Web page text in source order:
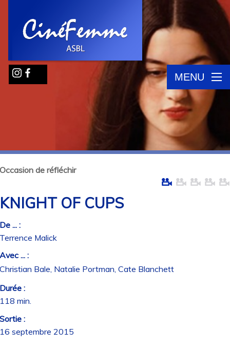
MENU
de réfléchir
OF CUPS
... :
Malick
... :
Bale, Natalie Portman, Cate Blanchett
:
min.
:
septembre 2015